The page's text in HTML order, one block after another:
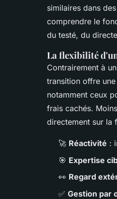
similaires dans
comprendre le
du testé, du
La flexibilité
Contrairement à
transition offre une
notamment ceux
frais cachés.
directement sur la
🚀 Réactivité :
🎯 Expertise
👀 Regard
✅ Gestion par